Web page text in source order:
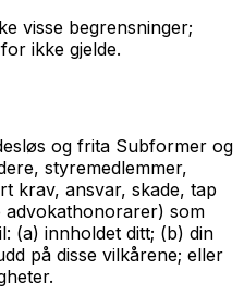
visse begrensninger;
ikke gjelde.
og frita Subformer og
styremedlemmer,
krav, ansvar, skade, tap
advokathonorarer) som
(a) innholdet ditt; (b) din
på disse vilkårene; eller